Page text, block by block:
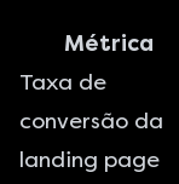
Métrica
Taxa de
conversão da
landing page